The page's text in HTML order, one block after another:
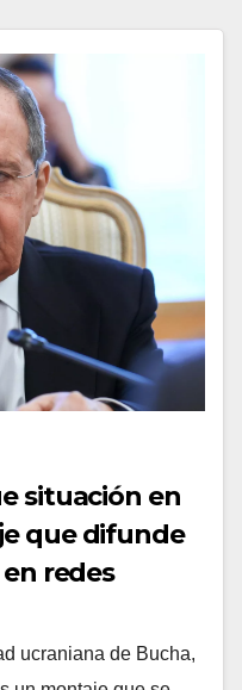
situación en
que difunde
redes
ucraniana de Bucha,